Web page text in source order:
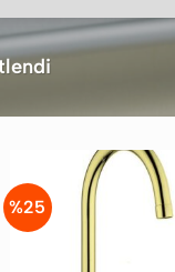
%25
Favorilere